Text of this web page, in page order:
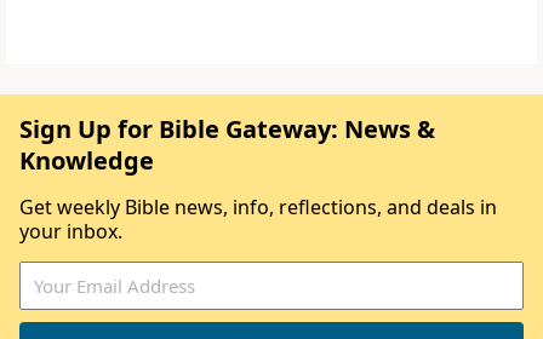
Sign Up for Bible Gateway: News &
Knowledge
Get weekly Bible news, info, reflections, and deals in
your inbox.